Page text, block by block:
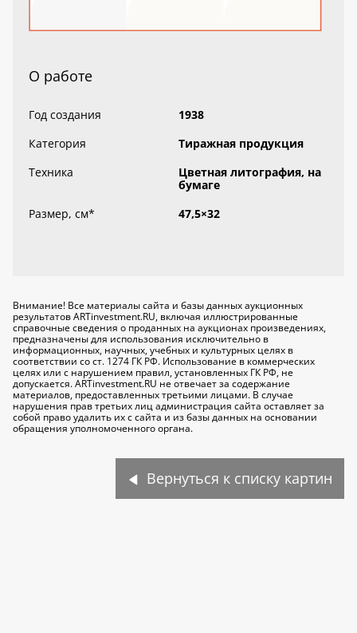
О работе
Год создания
1938
Категория
Тиражная продукция
Техника
Цветная литография, на
бумаге
Размер, см* 47,5×32
Внимание! Все материалы сайта и базы данных аукционных
результатов ARTinvestment.RU, включая иллюстрированные
справочные сведения о проданных на аукционах произведениях,
предназначены для использования исключительно в
информационных, научных, учебных и культурных целях в
соответствии со ст. 1274 ГК РФ. Использование в коммерческих
целях или с нарушением правил, установленных ГК РФ, не
допускается. ARTinvestment.RU не отвечает за содержание
материалов, предоставленных третьими лицами. В случае
нарушения прав третьих лиц администрация сайта оставляет за
собой право удалить их с сайта и из базы данных на основании
обращения уполномоченного органа.
Вернуться к списку картин